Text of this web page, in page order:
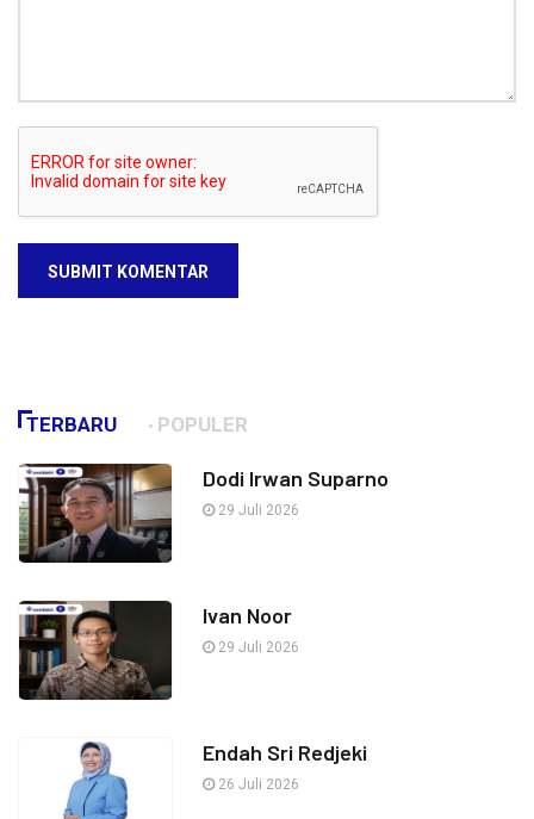
SUBMIT KOMENTAR
TERBARU POPULER
Dodi Irwan Suparno
29 Juli 2026
Ivan Noor
29 Juli 2026
Endah Sri Redjeki
26 Juli 2026